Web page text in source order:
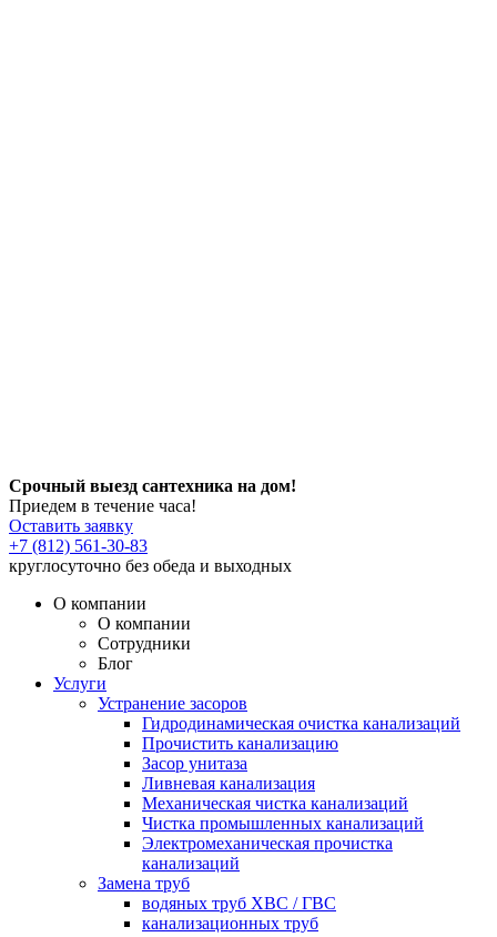
Срочный выезд сантехника на дом!
Приедем в течение часа!
Оставить заявку
+7 (812) 561-30-83
круглосуточно без обеда и выходных
О компании
О компании
Сотрудники
Блог
Услуги
Устранение засоров
Гидродинамическая очистка канализаций
Прочистить канализацию
Засор унитаза
Ливневая канализация
Механическая чистка канализаций
Чистка промышленных канализаций
Электромеханическая прочистка
канализаций
Замена труб
водяных труб ХВС / ГВС
канализационных труб